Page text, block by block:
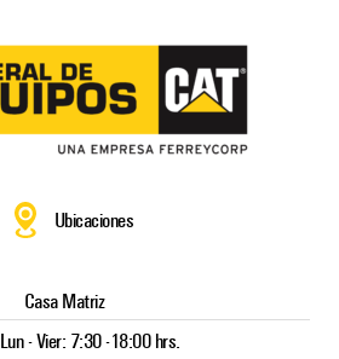
Ubicaciones
Casa Matriz
Lun - Vier: 7:30 -18:00 hrs.